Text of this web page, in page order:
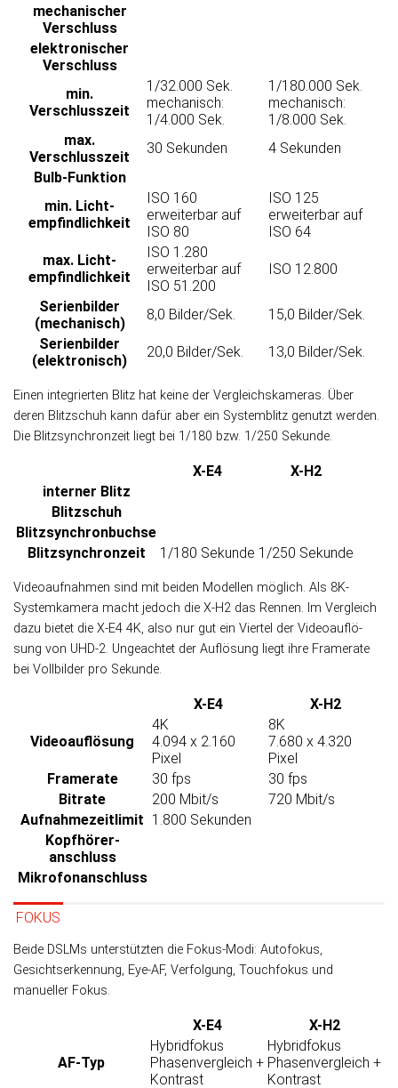
mechanischer
Verschluss
elektronischer
Verschluss
min.
Verschlusszeit
1/32.000 Sek.
mechanisch:
1/4.000 Sek.
1/180.000 Sek.
mechanisch:
1/8.000 Sek.
max.
Verschlusszeit
30 Sekunden
4 Sekunden
Bulb-Funktion
min. Licht­
empfindlichkeit
ISO 160
erweiterbar auf
ISO 80
ISO 125
erweiterbar auf
ISO 64
max. Licht­
empfindlichkeit
ISO 1.280
erweiterbar auf
ISO 51.200
ISO 12.800
Serienbilder
(mechanisch)
8,0 Bilder/Sek.
15,0 Bilder/Sek.
Serienbilder
(elektronisch)
20,0 Bilder/Sek. 13,0 Bilder/Sek.
Einen integrierten Blitz hat keine der Ver­gleichs­kameras. Über
deren Blitz­schuh kann da­für aber ein Sys­tem­blitz ge­nutzt werden.
Die Blitz­syn­chron­zeit liegt bei 1/180 bzw. 1/250 Sekunde.
X-E4
X-H2
interner Blitz
Blitzschuh
Blitz­synchron­buchse
Blitz­synchronzeit
1/180 Sekunde 1/250 Sekunde
Videoaufnahmen sind mit beiden Modellen mög­lich. Als 8K-
System­kamera macht je­doch die X-H2 das Rennen. Im Ver­gleich
da­zu bie­tet die X-E4 4K, also nur gut ein Vier­tel der Video­auf­lö­
sung von UHD-2. Un­ge­ach­tet der Auf­lö­sung liegt ihre Frame­rate
bei Vollbilder pro Sekunde.
X-E4 X-H2
Video­auflösung
4K
4.094 x 2.160
Pixel
8K
7.680 x 4.320
Pixel
Framerate
30 fps
30 fps
Bitrate
200 Mbit/s
720 Mbit/s
Aufnahme­zeitlimit 1.800 Sekunden
Kopfhörer­
anschluss
Mikrofon­anschluss
FOKUS
Beide DSLMs unterstützten die Fokus-Modi: Autofokus,
Gesichtserkennung, Eye-AF, Verfolgung, Touchfokus und
manueller Fokus.
X-E4 X-H2
AF-Typ
Hybridfokus
Phasenvergleich +
Kontrast
Hybridfokus
Phasenvergleich +
Kontrast